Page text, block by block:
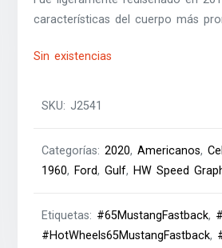
características del cuerpo más
Sin existencias
SKU:J2541
Categorías:2020,Americanos,
1960, Ford,Gulf, HW Speed
Etiquetas: #65MustangFastback,
#HotWheels65MustangFastback,